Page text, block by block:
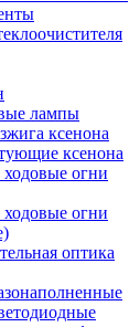
лампы
ксенона
ксенона
огни
огни
оптика